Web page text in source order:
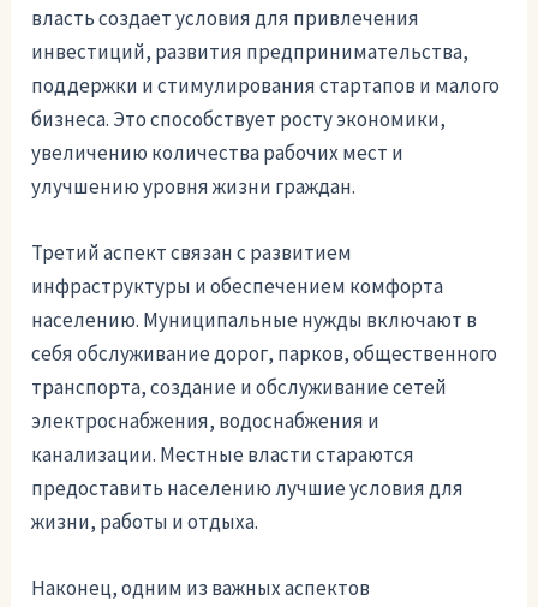
власть создает условия для привлечения
инвестиций, развития предпринимательства,
поддержки и стимулирования стартапов и малого
бизнеса. Это способствует росту экономики,
увеличению количества рабочих мест и
улучшению уровня жизни граждан.
Третий аспект связан с развитием
инфраструктуры и обеспечением комфорта
населению. Муниципальные нужды включают в
себя обслуживание дорог, парков, общественного
транспорта, создание и обслуживание сетей
электроснабжения, водоснабжения и
канализации. Местные власти стараются
предоставить населению лучшие условия для
жизни, работы и отдыха.
Наконец, одним из важных аспектов